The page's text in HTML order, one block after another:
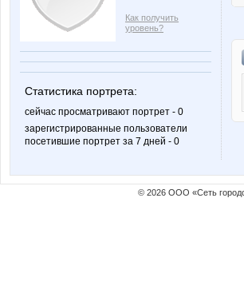
Как получить
уровень?
Статистика портрета:
сейчас просматривают портрет - 0
зарегистрированные пользователи
посетившие портрет за 7 дней - 0
© 2026 ООО «Сеть